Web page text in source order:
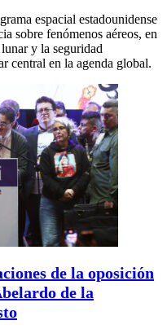
espacial estadounidense
sobre fenómenos aéreos, en
y la seguridad
central en la agenda global.
de la oposición
de la